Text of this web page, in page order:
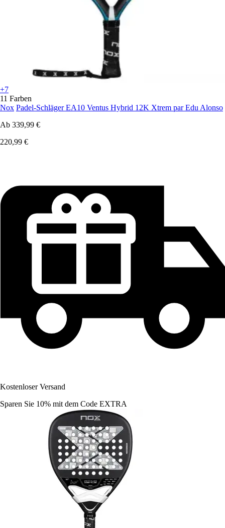
+7
11 Farben
Nox Padel-Schläger EA10 Ventus Hybrid 12K Xtrem par Edu Alonso
Ab 339,99 €
220,99 €
Kostenloser Versand
Sparen Sie 10% mit dem Code EXTRA